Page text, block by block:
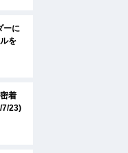
ーに
を
着
23)